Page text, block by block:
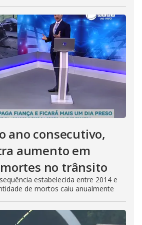
ano consecutivo,
aumento em
no trânsito
estabelecida entre 2014 e
de mortos caiu anualmente